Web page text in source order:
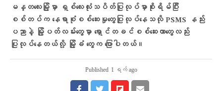
မန္တလေးမြို့မှာ ရှစ်လေးလုံးသပိတ်ပြုလုပ်မှာစိုးရိမ်ပြီး
စစ်တပ်က နေရာစုံစစ်ဆေးမှုတွေပြုလုပ်နေသလို PSMS နည်း
ပညာနဲ့ မြို့ပတ်လမ်းတွေမှာ ရှောင်တခင်စစ်ဆေးတာတွေလည်း
ပြုလုပ်နေတယ်လို့ မြို့ခံ တွေက ပြောပါတယ်။
Published 1 ရက် ago